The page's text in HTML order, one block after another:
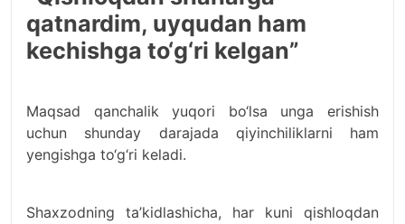
qatnardim, uyqudan ham
kechishga to‘g‘ri kelgan”
Maqsad qanchalik yuqori bo‘lsa unga erishish
uchun shunday darajada qiyinchiliklarni ham
yengishga to‘g‘ri keladi.
Shaxzodning ta’kidlashicha, har kuni qishloqdan